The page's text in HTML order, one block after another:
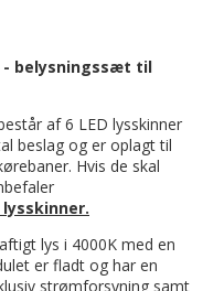
- belysningssæt til
af 6 LED lysskinner
beslag og er oplagt til
Hvis de skal
lys i 4000K med en
er fladt og har en
strømforsyning samt